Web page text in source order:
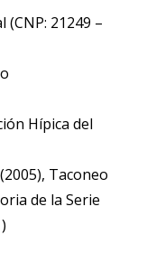
(CNP: 21249 –
Hípica del
Taconeo
de la Serie